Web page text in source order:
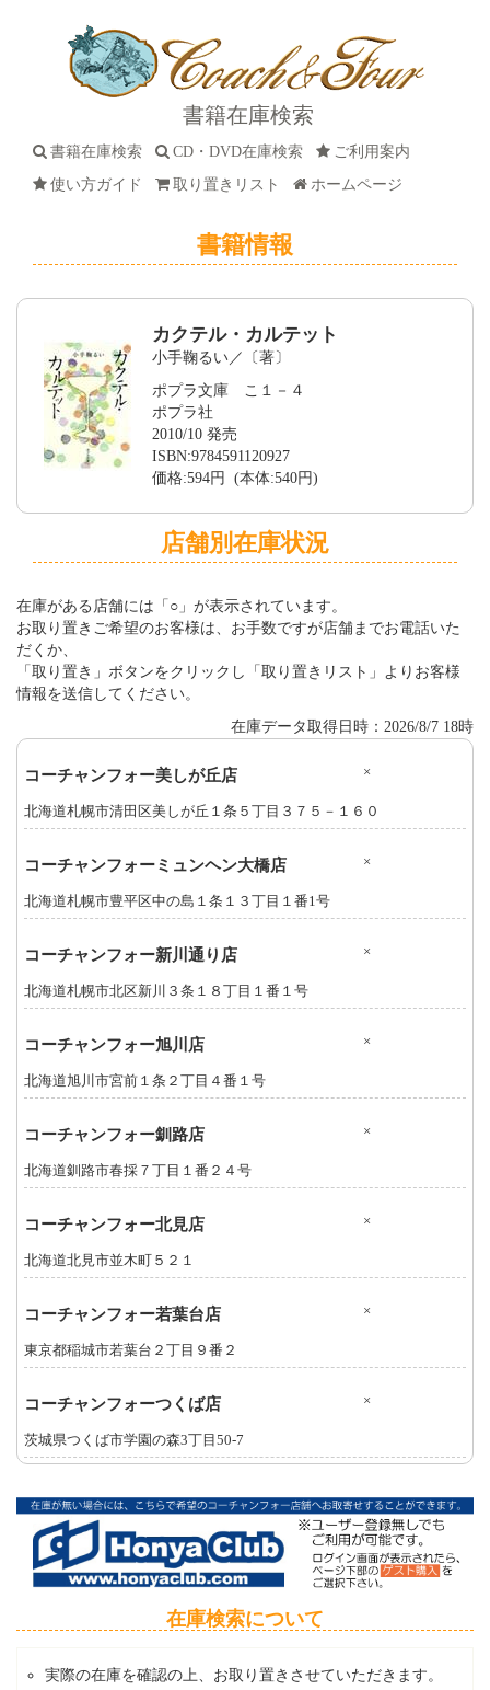
書籍在庫検索
書籍在庫検索 CD・DVD在庫検索
ご利用案内
使い方ガイド
取り置きリスト ホームページ
書籍情報
カクテル・カルテット
小手鞠るい／〔著〕
ポプラ文庫 こ１－４
ポプラ社
2010/10 発売
ISBN:9784591120927
価格:594円 (本体:540円)
店舗別在庫状況
在庫がある店舗には「○」が表示されています。
お取り置きご希望のお客様は、お手数ですが店舗までお電話いた
だくか、
「取り置き」ボタンをクリックし「取り置きリスト」よりお客様
情報を送信してください。
在庫データ取得日時：2026/8/7 18時
コーチャンフォー美しが丘店 ×
北海道札幌市清田区美しが丘１条５丁目３７５－１６０
コーチャンフォーミュンヘン大橋店 ×
北海道札幌市豊平区中の島１条１３丁目１番1号
コーチャンフォー新川通り店 ×
北海道札幌市北区新川３条１８丁目１番１号
コーチャンフォー旭川店 ×
北海道旭川市宮前１条２丁目４番１号
コーチャンフォー釧路店 ×
北海道釧路市春採７丁目１番２４号
コーチャンフォー北見店 ×
北海道北見市並木町５２１
コーチャンフォー若葉台店 ×
東京都稲城市若葉台２丁目９番２
コーチャンフォーつくば店 ×
茨城県つくば市学園の森3丁目50-7
在庫検索について
実際の在庫を確認の上、お取り置きさせていただきます。